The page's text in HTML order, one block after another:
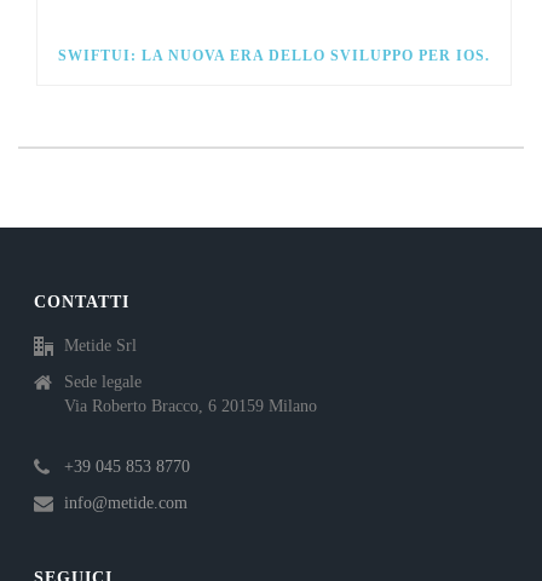
SWIFTUI: LA NUOVA ERA DELLO SVILUPPO PER IOS.
CONTATTI
Metide Srl
Sede legale
Via Roberto Bracco, 6 20159 Milano
+39 045 853 8770
info@metide.com